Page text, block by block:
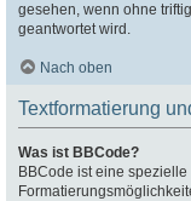
gesehen, wenn ohne
geantwortet wird.
Nach oben
Textformatierung
Was ist BBCode?
BBCode ist eine